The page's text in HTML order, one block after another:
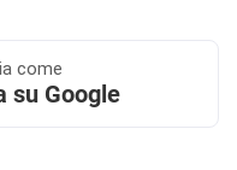
come
su Google